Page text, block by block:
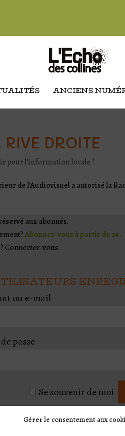
Gérer le consentement aux
ANCIENS
DROITE
pour l'information locale ?
de l’Audiovisuel a autorisé la
aux abonnés.
Abonnez-vous à partir de 2€.
Connectez-vous.
ou e-mail
passe
Se souvenir de moi
de passe oublié ?Cliquez ici